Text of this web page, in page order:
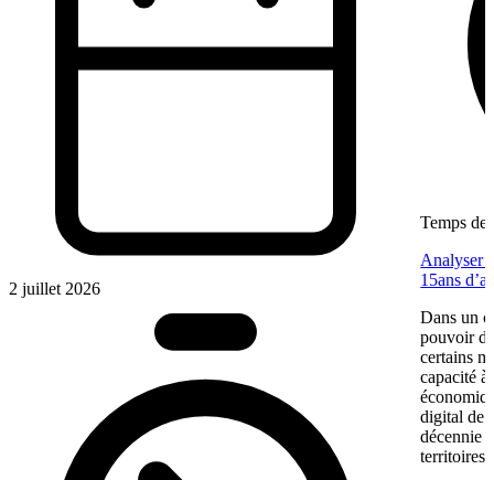
2 juillet 2026
Temps de
Analyser
15ans
Dans un
pouvoir
certains
capacité
digital de
décennie